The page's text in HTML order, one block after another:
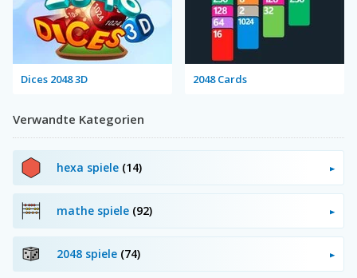
Dices 2048 3D 2048 Cards
Verwandte Kategorien
hexa spiele (14)
mathe spiele (92)
2048 spiele (74)